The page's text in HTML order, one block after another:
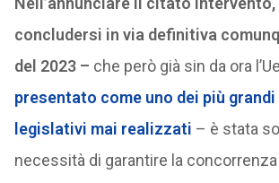
concludersi in via definitiva
del 2023 – che però già sin da ora l’Ue
presentato come uno dei più
legislativi mai realizzati – è stata
necessità di garantire la